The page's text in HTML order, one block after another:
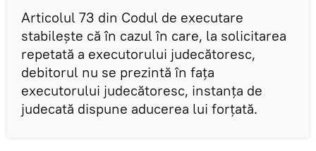
Articolul 73 din Codul de executare
stabilește că în cazul în care, la solicitarea
repetată a executorului judecătoresc,
debitorul nu se prezintă în fața
executorului judecătoresc, instanța de
judecată dispune aducerea lui forțată.